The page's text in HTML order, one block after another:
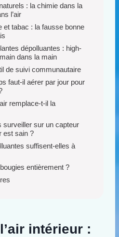
: la chimie dans la
l’air
et tabac : la fausse bonne
dépolluantes : high-
dans la main
de suivi communautaire
faut-il aérer par jour pour
remplace-t-il la
surveiller sur un capteur
est sain ?
suffisent-elles à
entièrement ?
intérieur :